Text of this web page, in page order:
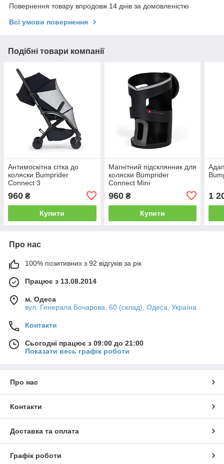
Повернення товару впродовж 14 днів за домовленістю
Всі умови повернення
Подібні товари компанії
Антимоскітна сітка до
коляски Bumprider
Connect 3
960 ₴
Купити
Магнітний підсклянник для
коляски Bumprider
Connect Mini
960₴
Купити
1
Про нас
100% позитивних з 92 відгуків за рік
Працює з 13.08.2014
м. Одеса
вул. Генерала Бочарова, 60 (склад), Одеса, Україна
Контакти
Сьогодні працює з 09:00 до 21:00
Показати весь графік роботи
Про нас
Контакти
Доставка та оплата
Графік роботи